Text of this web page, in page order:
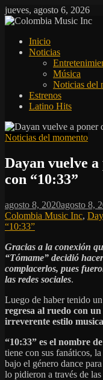
Saltar
al
jueves, agosto 6, 2026
Music
Music
Inicio
Noticias
Música
Noticias del
Estrenos
Latino Hits
Noticias del momento
Dayan vuelve
con “10:33”
agosto 8, 2020agosto 8,
Colombia Music Inc,
“10:33”
Gracias a la conexión
“Tómame” decidió
complacerlos, pues
las redes sociales.
Luego de haber tenido
regresa al ruedo con
irreverente estilo
“10:33” es el nombre
tiene con sus fanáticos,
bajo el género dance
lo pidieron a través de las